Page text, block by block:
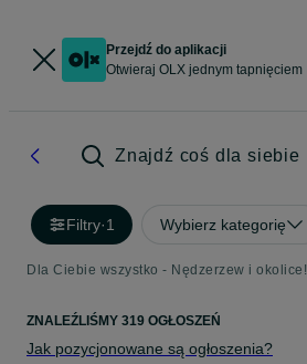
Przejdź do aplikacji
Otwieraj OLX jednym tapnięciem
Znajdź coś dla siebie
Filtry·1 Wybierz kategorię
Dla Ciebie wszystko - Nędzerzew i okolice!
ZNALEŹLIŚMY 319 OGŁOSZEŃ
Jak pozycjonowane są ogłoszenia?